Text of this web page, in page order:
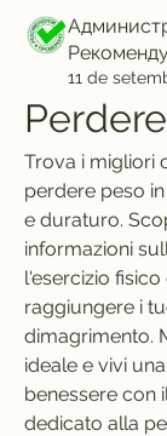
11 de
Trova i migliori
perdere peso
e duraturo.
informazioni
l'esercizio
raggiungere i
dimagrimento.
ideale e vivi
benessere con
dedicato alla